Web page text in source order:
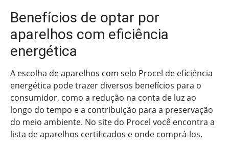
Benefícios de optar por
aparelhos com eficiência
energética
A escolha de aparelhos com selo Procel de eficiência
energética pode trazer diversos benefícios para o
consumidor, como a redução na conta de luz ao
longo do tempo e a contribuição para a preservação
do meio ambiente. No site do Procel você encontra a
lista de aparelhos certificados e onde comprá-los.